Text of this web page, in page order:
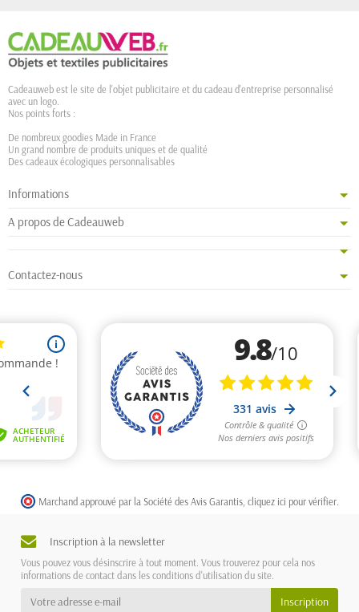
Cadeauweb est le site de l'objet publicitaire et du cadeau d'entreprise personnalisé
avec un logo.
Nos points forts :
De nombreux goodies Made in France
Un grand nombre de produits uniques et de qualité
Des cadeaux écologiques personnalisables
Informations
A propos de Cadeauweb
Contactez-nous
Marchand approuvé par la Société des Avis Garantis, cliquez ici pour vérifier
Inscription à la newsletter
Vous pouvez vous désinscrire à tout moment. Vous trouverez pour cela nos
informations de contact dans les conditions d'utilisation du site.